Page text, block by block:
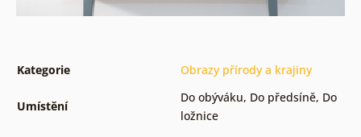
Kategorie Obrazy přírody a krajiny
Umístění
Do obýváku, Do předsíně, Do
ložnice